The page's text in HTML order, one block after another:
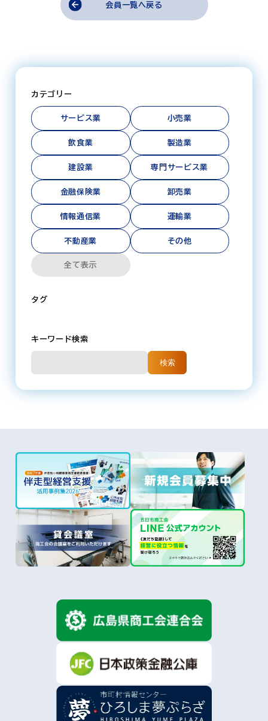
会員一覧へ戻る
カテゴリー
サービス業 小売業
飲食業 製造業
建設業 専門サービス業
金融保険業 卸売業
情報通信業 運輸業
不動産業 その他
全て表示
タグ
キーワード検索
検索